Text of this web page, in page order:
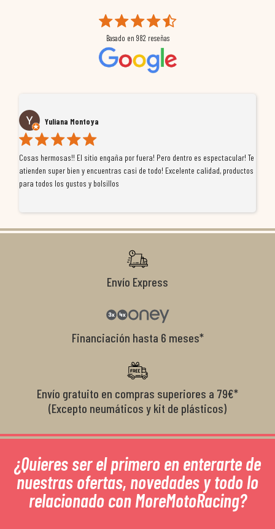
Basado en 982 reseñas
Yuliana Montoya
Cosas hermosas!! El sitio engaña por fuera! Pero dentro es espectacular! Te
atienden super bien y encuentras casi de todo! Excelente calidad, productos
para todos los gustos y bolsillos
Envío Express
Financiación hasta 6 meses*
Envío gratuito en compras superiores a 79€*
(Excepto neumáticos y kit de plásticos)
¿Quieres ser el primero en enterarte de
nuestras ofertas, novedades y todo lo
relacionado con MoreMotoRacing?